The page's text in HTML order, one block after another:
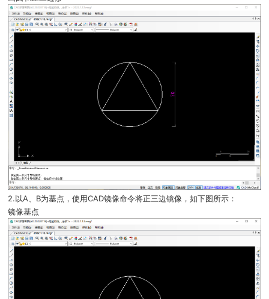
2.以A、B为基点，使用CAD镜像命令将正三边镜像，如下图所示：
镜像基点